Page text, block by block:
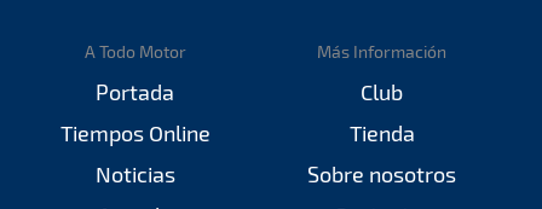
A Todo Motor
Portada
Tiempos Online
Noticias
Más Información
Club
Tienda
Sobre nosotros